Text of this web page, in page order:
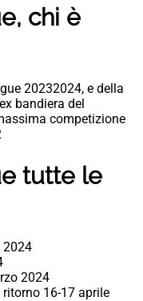
chi è
20232024, e della
bandiera del
competizione
tutte le
2024
2024
16-17 aprile